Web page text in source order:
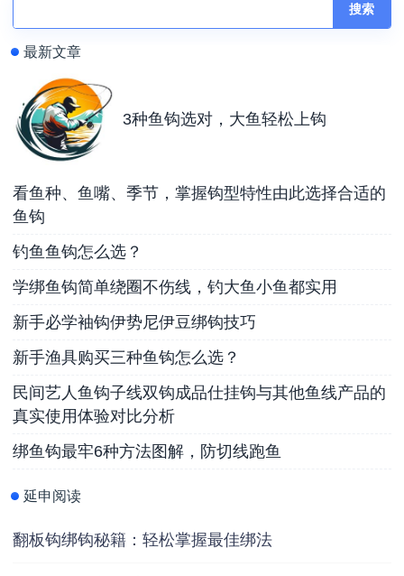
搜索
最新文章
3种鱼钩选对，大鱼轻松上钩
看鱼种、鱼嘴、季节，掌握钩型特性由此选择合适的
鱼钩
钓鱼鱼钩怎么选？
学绑鱼钩简单绕圈不伤线，钓大鱼小鱼都实用
新手必学袖钩伊势尼伊豆绑钩技巧
新手渔具购买三种鱼钩怎么选？
民间艺人鱼钩子线双钩成品仕挂钩与其他鱼线产品的
真实使用体验对比分析
绑鱼钩最牢6种方法图解，防切线跑鱼
延申阅读
翻板钩绑钩秘籍：轻松掌握最佳绑法